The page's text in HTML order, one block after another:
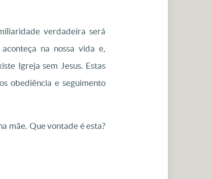
verdadeira será
na nossa vida e,
Igreja sem Jesus. Estas
obediência e seguimento
mãe. Que vontade é esta?